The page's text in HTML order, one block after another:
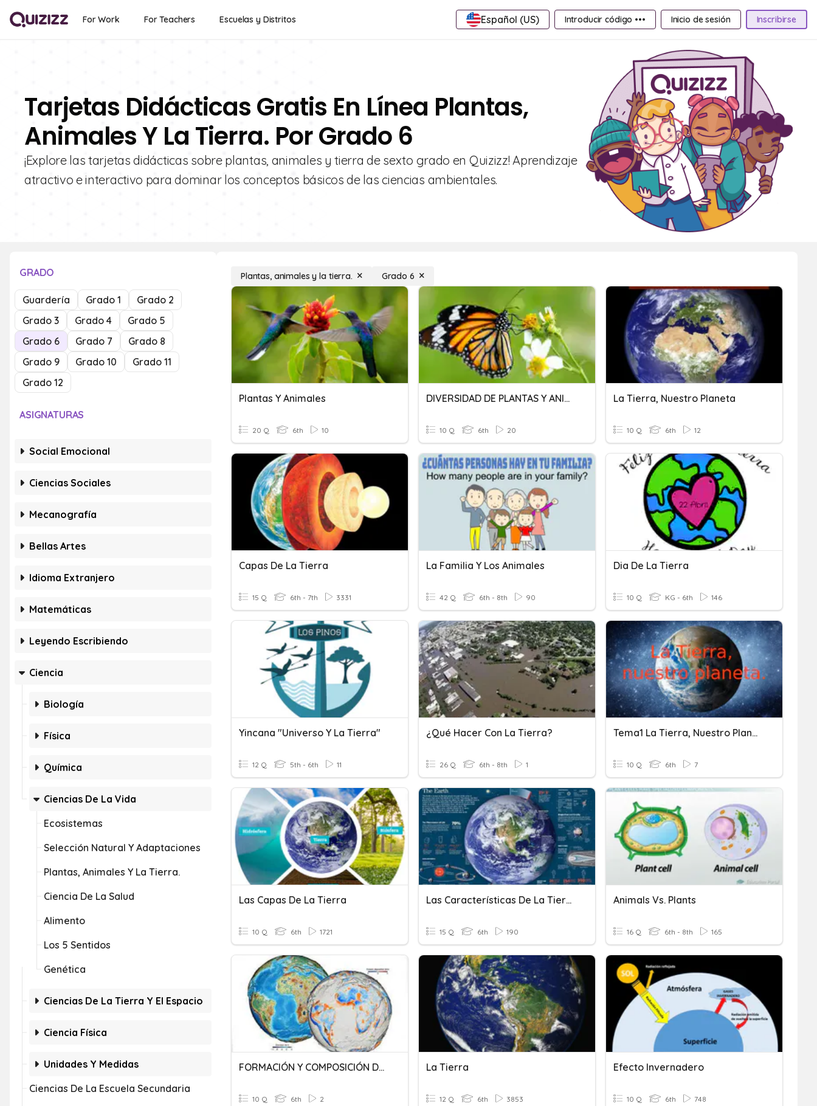
For Work For Teachers Escuelas y Distritos Español (US) Introducir código ••• Inicio de sesión Inscribirse
Tarjetas Didácticas Gratis En Línea Plantas,
Animales Y La Tierra. Por Grado 6
¡Explore las tarjetas didácticas sobre plantas, animales y tierra de sexto grado en Quizizz! Aprendizaje
atractivo e interactivo para dominar los conceptos básicos de las ciencias ambientales.
GRADO
Guardería Grado 1
Grado 2
Grado 3
Grado 4
Grado 5
Grado 6
Grado 7
Grado 8
Grado 9
Grado 10
Grado 11
Grado 12
ASIGNATURAS
Social Emocional
Ciencias Sociales
Mecanografía
Bellas Artes
Idioma Extranjero
Matemáticas
Leyendo Escribiendo
Ciencia
Biología
Física
Química
Ciencias De La Vida
Ecosistemas
Selección Natural Y Adaptaciones
Plantas, Animales Y La Tierra.
Ciencia De La Salud
Alimento
Los 5 Sentidos
Genética
Ciencias De La Tierra Y El Espacio
Ciencia Física
Unidades Y Medidas
Ciencias De La Escuela Secundaria
Plantas, animales y la tierra. Grado 6
Plantas Y Animales
20 Q 6th 10
DIVERSIDAD DE PLANTAS Y ANIMALES
10 Q 6th 20
La Tierra, Nuestro Planeta
10 Q 6th 12
Capas De La Tierra
15 Q 6th - 7th 3331
La Familia Y Los Animales
42 Q 6th - 8th 90
Dia De La Tierra
10 Q KG - 6th 146
Yincana "Universo Y La Tierra"
12 Q 5th - 6th 11
¿Qué Hacer Con La Tierra?
26 Q 6th - 8th 1
Tema1 La Tierra, Nuestro Planeta
10 Q 6th 7
Las Capas De La Tierra
10 Q 6th 1721
Las Características De La Tierra
15 Q 6th 190
Animals Vs. Plants
16 Q 6th - 8th 165
FORMACIÓN Y COMPOSICIÓN DE LA TIERRA
10 Q 6th 2
La Tierra
12 Q 6th 3853
Efecto Invernadero
10 Q 6th 748